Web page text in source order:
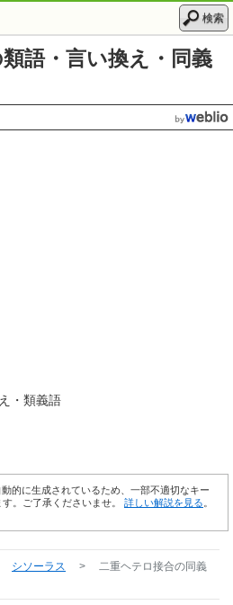
検索
語・言い換え・同義
・類義語
的に生成されているため、一部不適切なキー
。ご了承くださいませ。 詳しい解説を見る
シソーラス > 二重ヘテロ接合の同義